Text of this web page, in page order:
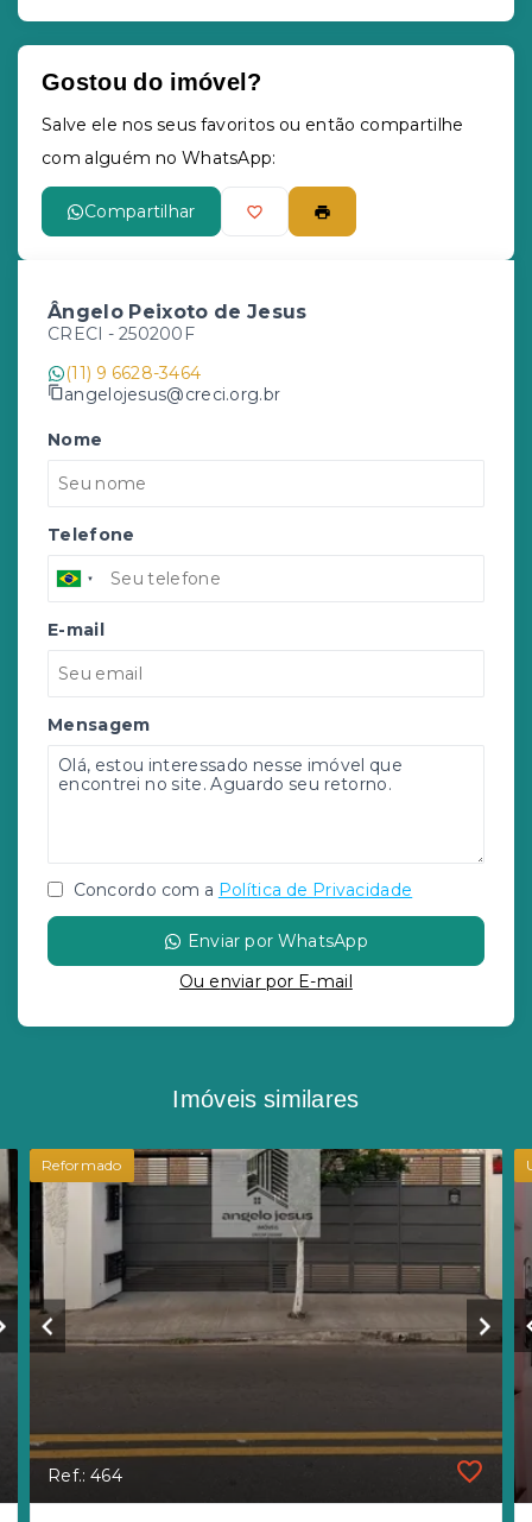
Gostou do imóvel?
Salve ele nos seus favoritos ou então compartilhe
com alguém no WhatsApp:
Compartilhar
Ângelo Peixoto de Jesus
CRECI - 250200F
(11) 9 6628-3464
angelojesus@creci.org.br
Nome
Telefone
E-mail
Mensagem
Concordo com a Política de Privacidade
Enviar por WhatsApp
Ou enviar por E-mail
Imóveis similares
Reformado
Ref.: 464